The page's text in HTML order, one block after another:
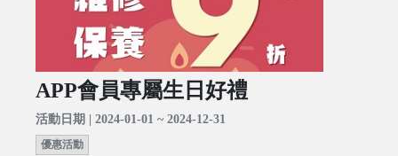
APP會員專屬生日好禮
活動日期 | 2024-01-01 ~ 2024-12-31
優惠活動